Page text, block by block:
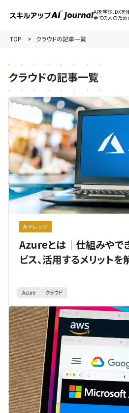
AIを学び、DXを
全ての人のため
TOP クラウドの記事一覧
クラウドの記事一覧
AIナレッジ
Azureとは｜仕組みやで
ビス、活用するメリットを
Azure クラウド